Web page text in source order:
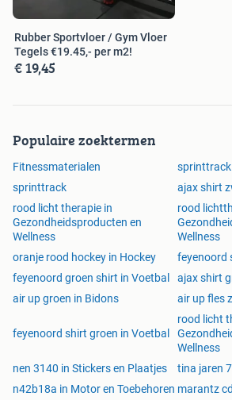
Rubber Sportvloer / Gym Vloer
Tegels €19.45,- per m2!
€ 19,45
Populaire zoektermen
Fitnessmaterialen
sprinttrack
sprinttrack
ajax shirt
rood licht therapie in
Gezondheidsproducten en
Wellness
rood
Wellness
oranje rood hockey in Hockey
feyenoord
feyenoord groen shirt in Voetbal
ajax shirt
air up groen in Bidons
air up fles
feyenoord shirt groen in Voetbal
rood licht
Wellness
nen 3140 in Stickers en Plaatjes
tina jaren
n42b18a in Motor en Toebehoren marantz